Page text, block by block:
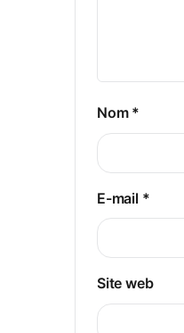
Nom *
E-mail *
Site web